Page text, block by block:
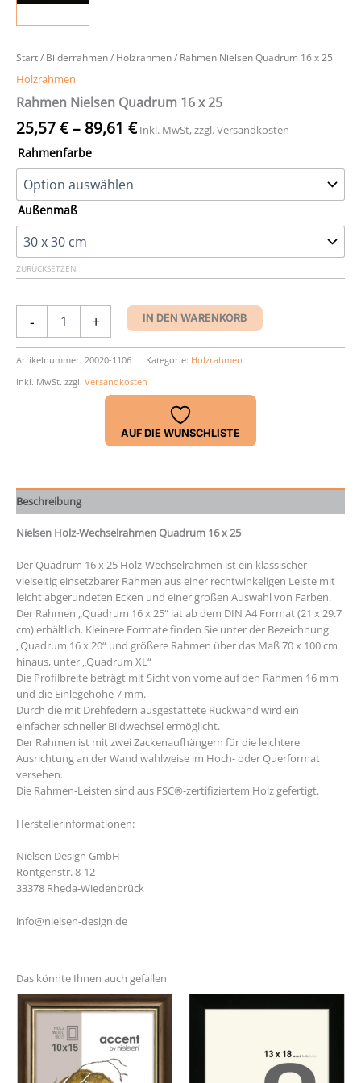
Start/ Bilderrahmen/ Holzrahmen/ Rahmen Nielsen Quadrum 16 x 25
Holzrahmen
Rahmen Nielsen Quadrum 16 x 25
25,57€– 89,61 € Inkl. MwSt, zzgl. Versandkosten
Rahmenfarbe
Außenmaß
ZURÜCKSETZEN
-
Nielsen
Quadrum
16
x
+ IN DEN WARENKORB
Artikelnummer: 20020-1106 Kategorie: Holzrahmen
inkl. MwSt. zzgl. Versandkosten
AUF DIE WUNSCHLISTE
Beschreibung
Nielsen Holz-Wechselrahmen Quadrum 16 x 25
Der Quadrum 16 x 25 Holz-Wechselrahmen ist ein klassischer
vielseitig einsetzbarer Rahmen aus einer rechtwinkeligen Leiste mit
leicht abgerundeten Ecken und einer großen Auswahl von Farben.
Der Rahmen „Quadrum 16 x 25“ iat ab dem DIN A4 Format (21 x 29.7
cm) erhältlich. Kleinere Formate finden Sie unter der Bezeichnung
„Quadrum 16 x 20“ und größere Rahmen über das Maß 70 x 100 cm
hinaus, unter „Quadrum XL“
Die Profilbreite beträgt mit Sicht von vorne auf den Rahmen 16 mm
und die Einlegehöhe 7 mm.
Durch die mit Drehfedern ausgestattete Rückwand wird ein
einfacher schneller Bildwechsel ermöglicht.
Der Rahmen ist mit zwei Zackenaufhängern für die leichtere
Ausrichtung an der Wand wahlweise im Hoch- oder Querformat
versehen.
Die Rahmen-Leisten sind aus FSC®-zertifiziertem Holz gefertigt.
Herstellerinformationen:
Nielsen Design GmbH
Röntgenstr. 8-12
33378 Rheda-Wiedenbrück
info@nielsen-design.de
Das könnte Ihnen auch gefallen